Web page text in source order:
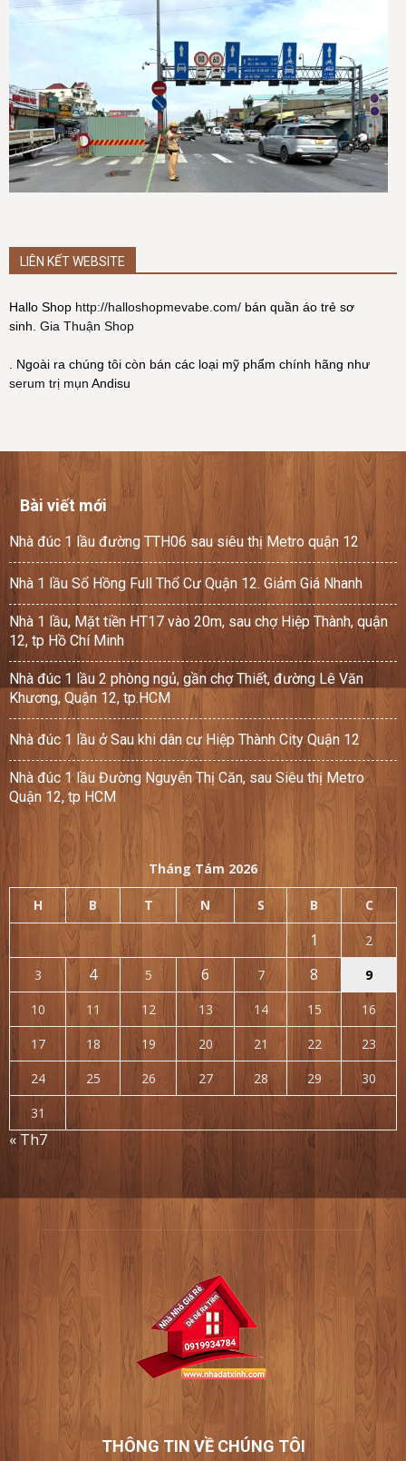
LIÊN KẾT WEBSITE
Hallo Shop http://halloshopmevabe.com/ bán quần áo trẻ sơ
sinh. Gia Thuận Shop
. Ngoài ra chúng tôi còn bán các loại mỹ phẩm chính hãng như
serum trị mụn Andisu
Bài viết mới
Nhà đúc 1 lầu đường TTH06 sau siêu thị Metro quận 12
Nhà 1 lầu Sổ Hồng Full Thổ Cư Quận 12. Giảm Giá Nhanh
Nhà 1 lầu, Mặt tiền HT17 vào 20m, sau chợ Hiệp Thành, quận
12, tp Hồ Chí Minh
Nhà đúc 1 lầu 2 phòng ngủ, gần chợ Thiết, đường Lê Văn
Khương, Quận 12, tp.HCM
Nhà đúc 1 lầu ở Sau khi dân cư Hiệp Thành City Quận 12
Nhà đúc 1 lầu Đường Nguyễn Thị Căn, sau Siêu thị Metro
Quận 12, tp HCM
Tháng Tám 2026
H B T N S B C
1
2
3
4 5 6 7 8
9
10
11 12 13 14 15
16
17
18 19 20 21 22
23
24
25 26 27 28 29
30
31
« Th7
THÔNG TIN VỀ CHÚNG TÔI